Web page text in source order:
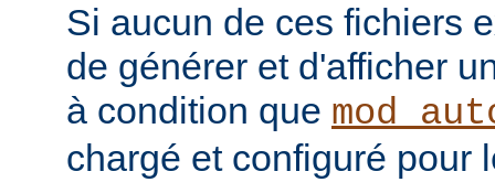
Si aucun de ces fichiers
de générer et d'afficher
à condition que
chargé et configuré pour